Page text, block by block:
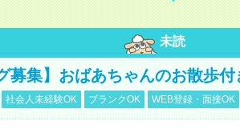
未読
募集】おばあちゃんのお散歩
社会人未経験OK ブランクOK WEB登録・面接OK